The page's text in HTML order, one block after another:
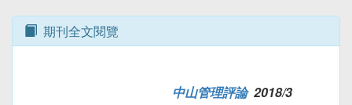
期刊全文閱覽
中山管理評論2018/3